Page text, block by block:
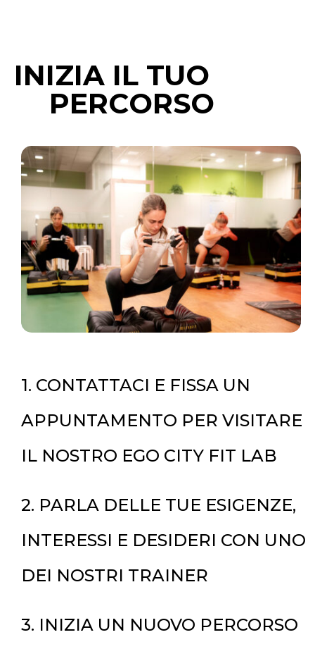
INIZIA IL TUO
PERCORSO
1. CONTATTACI E FISSA UN
APPUNTAMENTO PER VISITARE
IL NOSTRO EGO CITY FIT LAB
2. PARLA DELLE TUE ESIGENZE,
INTERESSI E DESIDERI CON UNO
DEI NOSTRI TRAINER
3. INIZIA UN NUOVO PERCORSO